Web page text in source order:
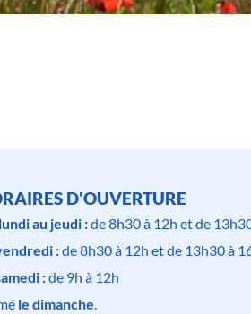
D'OUVERTURE
au jeudi :de 8h30 à 12h et de 13h30
:de 8h30 à 12h et de 13h30 à
:de 9h à 12h
le dimanche.